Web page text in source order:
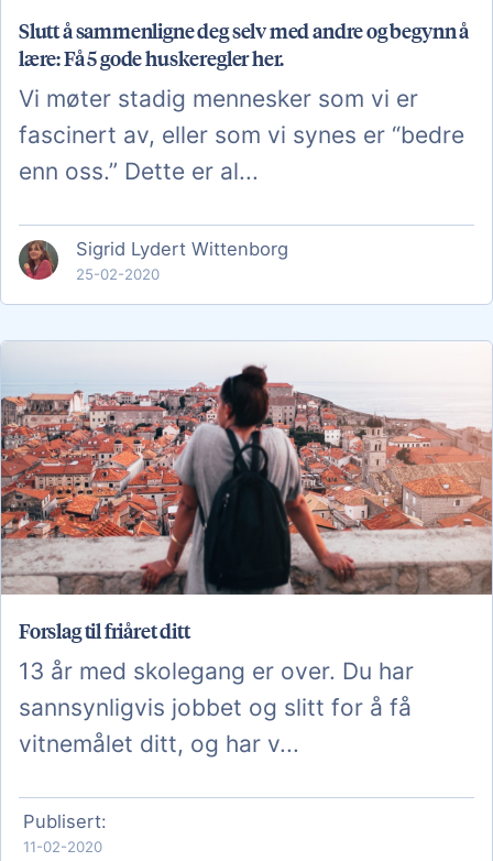
Slutt å sammenligne deg selv med andre og begynn å
lære: Få 5 gode huskeregler her.
Vi møter stadig mennesker som vi er
fascinert av, eller som vi synes er “bedre
enn oss.” Dette er al...
Sigrid Lydert Wittenborg
25-02-2020
Forslag til friåret ditt
13 år med skolegang er over. Du har
sannsynligvis jobbet og slitt for å få
vitnemålet ditt, og har v...
Publisert:
11-02-2020